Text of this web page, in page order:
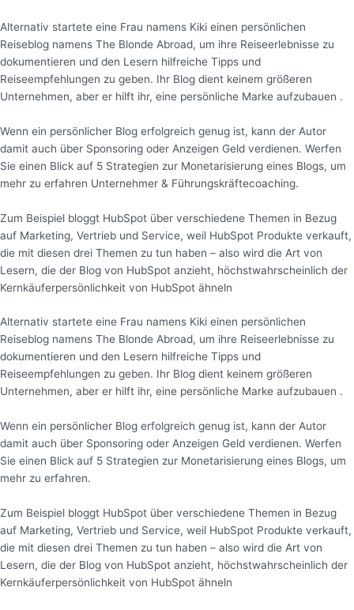
Alternativ startete eine Frau namens Kiki einen persönlichen
Reiseblog namens The Blonde Abroad, um ihre Reiseerlebnisse zu
dokumentieren und den Lesern hilfreiche Tipps und
Reiseempfehlungen zu geben. Ihr Blog dient keinem größeren
Unternehmen, aber er hilft ihr, eine persönliche Marke aufzubauen .
Wenn ein persönlicher Blog erfolgreich genug ist, kann der Autor
damit auch über Sponsoring oder Anzeigen Geld verdienen. Werfen
Sie einen Blick auf 5 Strategien zur Monetarisierung eines Blogs, um
mehr zu erfahren Unternehmer & Führungskräftecoaching.
Zum Beispiel bloggt HubSpot über verschiedene Themen in Bezug
auf Marketing, Vertrieb und Service, weil HubSpot Produkte verkauft,
die mit diesen drei Themen zu tun haben – also wird die Art von
Lesern, die der Blog von HubSpot anzieht, höchstwahrscheinlich der
Kernkäuferpersönlichkeit von HubSpot ähneln
Alternativ startete eine Frau namens Kiki einen persönlichen
Reiseblog namens The Blonde Abroad, um ihre Reiseerlebnisse zu
dokumentieren und den Lesern hilfreiche Tipps und
Reiseempfehlungen zu geben. Ihr Blog dient keinem größeren
Unternehmen, aber er hilft ihr, eine persönliche Marke aufzubauen .
Wenn ein persönlicher Blog erfolgreich genug ist, kann der Autor
damit auch über Sponsoring oder Anzeigen Geld verdienen. Werfen
Sie einen Blick auf 5 Strategien zur Monetarisierung eines Blogs, um
mehr zu erfahren.
Zum Beispiel bloggt HubSpot über verschiedene Themen in Bezug
auf Marketing, Vertrieb und Service, weil HubSpot Produkte verkauft,
die mit diesen drei Themen zu tun haben – also wird die Art von
Lesern, die der Blog von HubSpot anzieht, höchstwahrscheinlich der
Kernkäuferpersönlichkeit von HubSpot ähneln